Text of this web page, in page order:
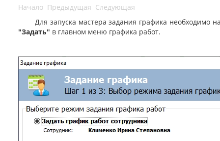
Начало Предыдущая Следующая
Для запуска мастера задания графика необходимо
"Задать" в главном меню графика работ.